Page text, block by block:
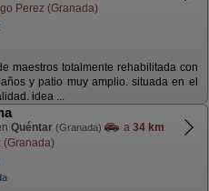
Perez (Granada)
maestros totalmente rehabilitada con
y patio muy amplio. situada en el
idea ...
Quéntar (Granada) a 34 km
(Granada)